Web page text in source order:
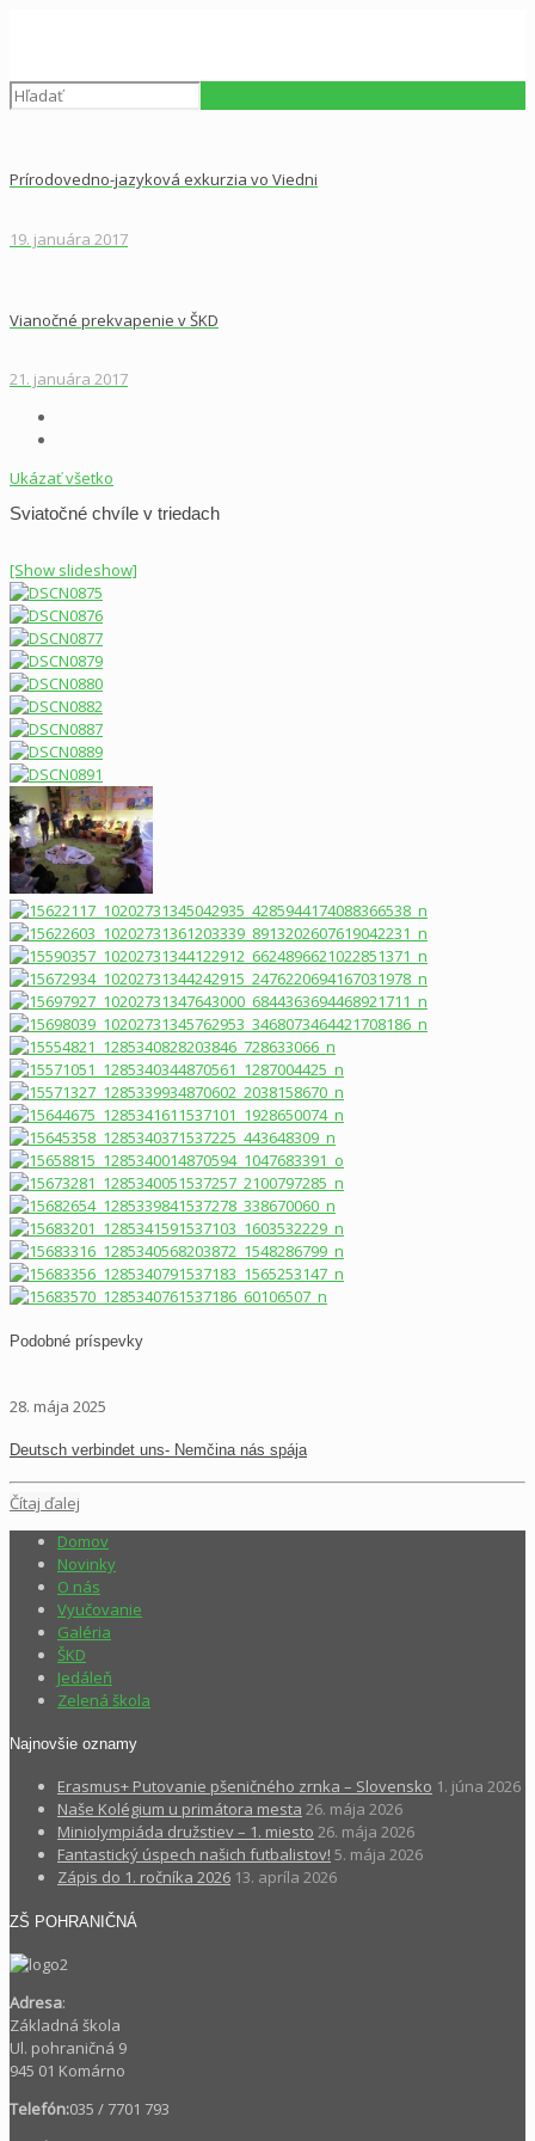
Prírodovedno-jazyková exkurzia vo Viedni
19. januára 2017
Vianočné prekvapenie v ŠKD
21. januára 2017
Ukázať všetko
Sviatočné chvíle v triedach
[Show slideshow]
Podobné príspevky
28. mája 2025
Deutsch verbindet uns- Nemčina nás spája
Čítaj ďalej
Domov
Novinky
O nás
Vyučovanie
Galéria
ŠKD
Jedáleň
Zelená škola
Najnovšie oznamy
Erasmus+ Putovanie pšeničného zrnka – Slovensko 1. júna 2026
Naše Kolégium u primátora mesta 26. mája 2026
Miniolympiáda družstiev – 1. miesto 26. mája 2026
Fantastický úspech našich futbalistov! 5. mája 2026
Zápis do 1. ročníka 2026 13. apríla 2026
ZŠ POHRANIČNÁ
Adresa:
Základná škola
Ul. pohraničná 9
945 01 Komárno
Telefón:035 / 7701 793